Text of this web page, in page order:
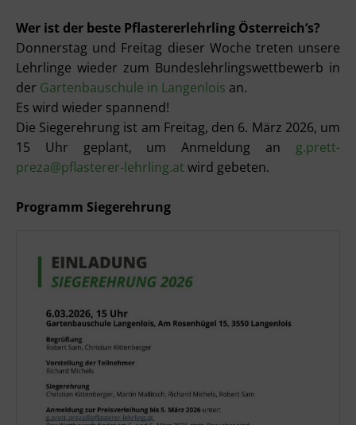
Wer ist der beste Pflastererlehrling Österreich‘s?
Donnerstag und Freitag dieser Woche treten unsere
Lehrlinge wieder zum Bundeslehrlingswettbewerb in
der Gartenbauschule in Langenlois an.
Es wird wieder spannend!
Die Siegerehrung ist am Freitag, den 6. März 2026, um
15 Uhr geplant, um Anmeldung an g.prett-
preza@pflasterer-lehrling.at wird gebeten.
Programm Siegerehrung